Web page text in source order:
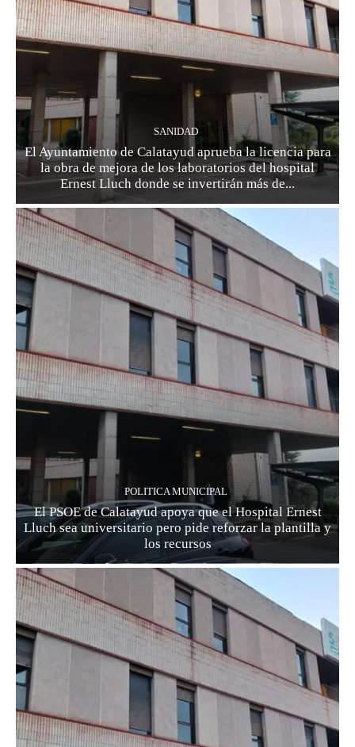
SANIDAD
El Ayuntamiento de Calatayud aprueba la licencia para
la obra de mejora de los laboratorios del hospital
Ernest Lluch donde se invertirán más de...
POLITICA MUNICIPAL
El PSOE de Calatayud apoya que el Hospital Ernest
Lluch sea universitario pero pide reforzar la plantilla y
los recursos